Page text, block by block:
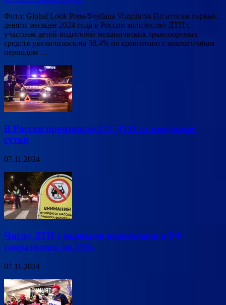
Фото: Global Look Press/Svetlana Vozmilova По итогам первых
девяти месяцев 2024 года в России количество ДТП с
участием детей-водителей механических транспортных
средств увеличилось на 38,4% по сравнению с аналогичным
периодом …
В России произошло 272 ДТП за минувшие
сутки
07.11.2024
Число ДТП с пьяными водителями в РФ
сократилось на 11%
07.11.2024